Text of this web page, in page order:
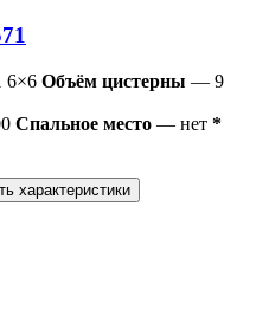
6×6 Объём цистерны — 9
Спальное место — нет *
характеристики